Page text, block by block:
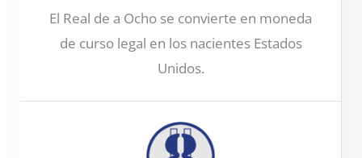
El Real de a Ocho se convierte en moneda
de curso legal en los nacientes Estados
Unidos.